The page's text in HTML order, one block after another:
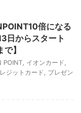
倍になる
日からスタート
】
POINT イオンカード
ジットカード
プレゼン